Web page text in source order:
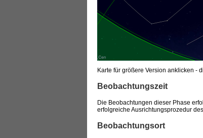
Karte für größere Version anklicken -
Beobachtungszeit
Die Beobachtungen dieser Phase
erfolgreiche Ausrichtungsprozedur
Beobachtungsort